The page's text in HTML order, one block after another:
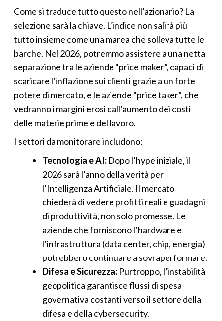
Come si traduce tutto questo nell’azionario? La
selezione sarà la chiave. L’indice non salirà più
tutto insieme come una marea che solleva tutte le
barche. Nel 2026, potremmo assistere a una netta
separazione tra le aziende “price maker”, capaci di
scaricare l’inflazione sui clienti grazie a un forte
potere di mercato, e le aziende “price taker”, che
vedranno i margini erosi dall’aumento dei costi
delle materie prime e del lavoro.
I settori da monitorare includono:
Tecnologia e AI:Dopo l’hype iniziale, il
2026 sarà l’anno della verità per
l’Intelligenza Artificiale. Il mercato
chiederà di vedere profitti reali e guadagni
di produttività, non solo promesse. Le
aziende che forniscono l’hardware e
l’infrastruttura (data center, chip, energia)
potrebbero continuare a sovraperformare.
Difesa e Sicurezza:Purtroppo, l’instabilità
geopolitica garantisce flussi di spesa
governativa costanti verso il settore della
difesa e della cybersecurity.